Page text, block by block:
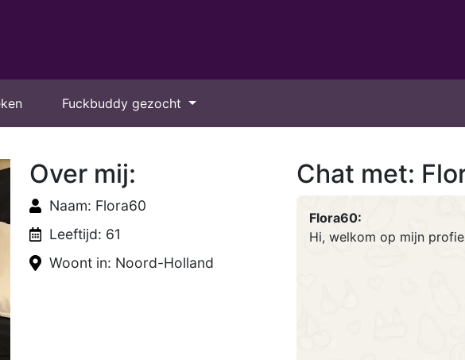
Fuckbuddy gezocht
Over mij:
Naam: Flora60
Leeftijd: 61
Woont in: Noord-Holland
Chat met:
Flora60:
Hi, welkom op mijn